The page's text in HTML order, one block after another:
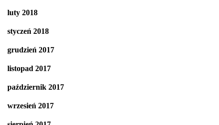
luty 2018
styczeń 2018
grudzień 2017
listopad 2017
październik 2017
wrzesień 2017